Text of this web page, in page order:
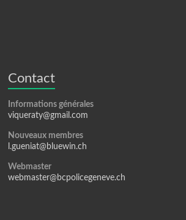
Contact
Informations générales
viqueraty@gmail.com
Nouveaux membres
l.gueniat@bluewin.ch
Webmaster
webmaster@bcpolicegeneve.ch